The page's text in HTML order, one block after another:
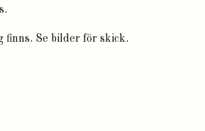
Se bilder för skick.